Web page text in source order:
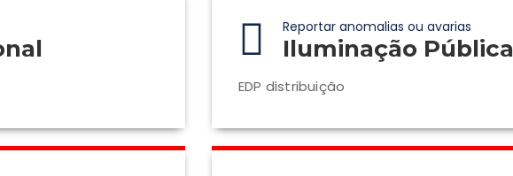
Reportar anomalias ou avarias
Iluminação Pública
EDP distribuição